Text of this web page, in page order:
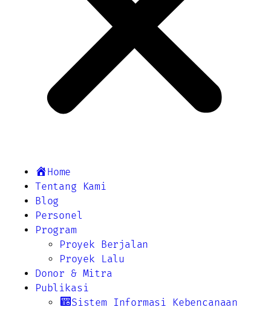
Home
Tentang Kami
Blog
Personel
Program
Proyek Berjalan
Proyek Lalu
Donor & Mitra
Publikasi
Sistem Informasi Kebencanaan